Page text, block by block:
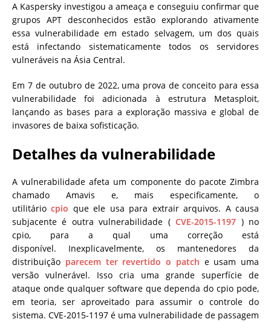
A Kaspersky investigou a ameaça e conseguiu confirmar que
grupos APT desconhecidos estão explorando ativamente
essa vulnerabilidade em estado selvagem, um dos quais
está infectando sistematicamente todos os servidores
vulneráveis ​​na Ásia Central.
Em 7 de outubro de 2022, uma prova de conceito para essa
vulnerabilidade foi adicionada à estrutura Metasploit,
lançando as bases para a exploração massiva e global de
invasores de baixa sofisticação.
Detalhes da vulnerabilidade
A vulnerabilidade afeta um componente do pacote Zimbra
chamado Amavis e, mais especificamente, o
utilitáriocpio que ele usa para extrair arquivos. A causa
subjacente é outra vulnerabilidade (CVE-2015-1197 ) no
cpio, para a qual uma correção está
disponível. Inexplicavelmente, os mantenedores da
distribuição parecem ter revertido o patch e usam uma
versão vulnerável. Isso cria uma grande superfície de
ataque onde qualquer software que dependa do cpio pode,
em teoria, ser aproveitado para assumir o controle do
sistema. CVE-2015-1197 é uma vulnerabilidade de passagem